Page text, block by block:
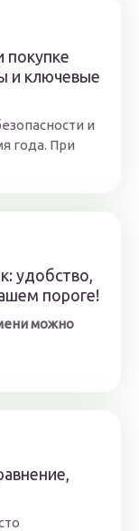
покупке
и ключевые
и
года. При
удобство,
пороге!
можно